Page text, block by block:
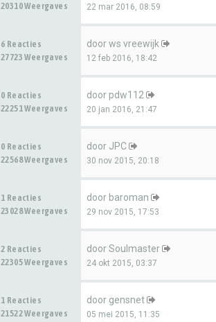
20310 Weergaves
22 mar 2016, 08:59
6 Reacties
27723 Weergaves
doorws vreewijk
12 feb 2016, 18:42
0 Reacties
22251 Weergaves
doorpdw112
20 jan 2016, 21:47
0 Reacties
22568 Weergaves
door JPC
30 nov 2015, 20:18
1 Reacties
23028 Weergaves
door baroman
29 nov 2015, 17:53
2 Reacties
22305 Weergaves
doorSoulmaster
24 okt 2015, 03:37
1 Reacties
21522 Weergaves
door gensnet
05 mei 2015, 11:35